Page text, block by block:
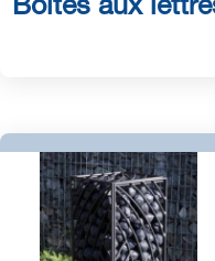
Boîtes aux